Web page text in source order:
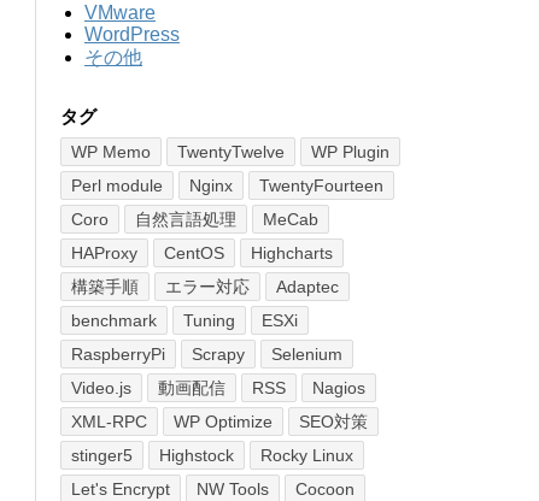
VMware
WordPress
その他
タグ
WP Memo TwentyTwelve
WP Plugin
Perl module
Nginx
TwentyFourteen
Coro
自然言語処理
MeCab
HAProxy
CentOS
Highcharts
構築手順
エラー対応
Adaptec
benchmark
Tuning
ESXi
RaspberryPi
Scrapy
Selenium
Video.js
動画配信 RSS
Nagios
XML-RPC
WP Optimize
SEO対策
stinger5
Highstock
Rocky Linux
Let's Encrypt
NW Tools
Cocoon